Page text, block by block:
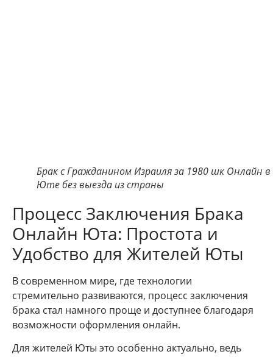
Брак с Гражданином Израиля за 1980 шк Онлайн в
Юте без выезда из страны
Процесс Заключения Брака
Онлайн Юта: Простота и
Удобство для Жителей Юты
В современном мире, где технологии
стремительно развиваются, процесс заключения
брака стал намного проще и доступнее благодаря
возможности оформления онлайн.
Для жителей Юты это особенно актуально, ведь